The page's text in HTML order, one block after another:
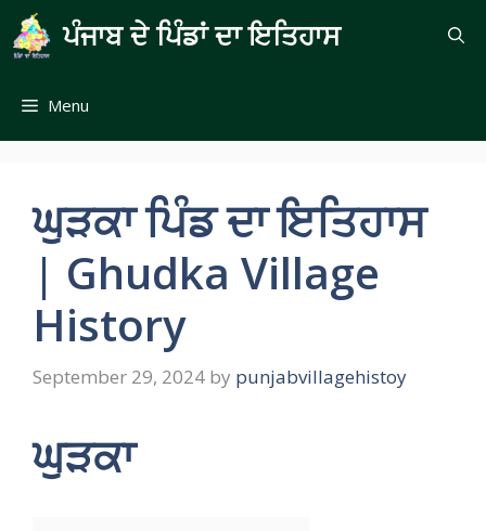
Skip
to
content
ਪੰਜਾਬ ਦੇ ਪਿੰਡਾਂ ਦਾ ਇਤਿਹਾਸ
Menu
ਘੁੜਕਾ ਪਿੰਡ ਦਾ ਇਤਿਹਾਸ
| Ghudka Village
History
September 29, 2024 by punjabvillagehistoy
ਘੁੜਕਾ